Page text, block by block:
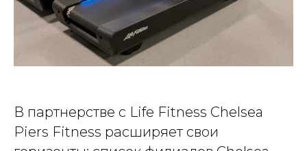
В партнерстве с Life Fitness Chelsea
Piers Fitness расширяет свои